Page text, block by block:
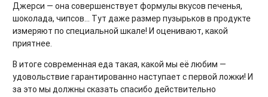
Джерси — она совершенствует формулы вкусов печенья,
шоколада, чипсов... Тут даже размер пузырьков в продукте
измеряют по специальной шкале! И оценивают, какой
приятнее.
В итоге современная еда такая, какой мы её любим —
удовольствие гарантированно наступает с первой ложки! И
за это мы должны сказать спасибо действительно